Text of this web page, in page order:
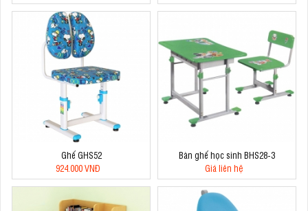
Ghế GHS52
924.000 VNĐ
Bàn ghế học sinh BHS28-3
Giá liên hệ